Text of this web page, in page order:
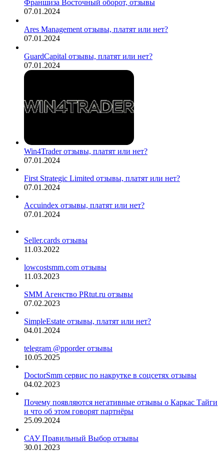
Франшиза Восточный оборот, отзывы
07.01.2024
Ares Management отзывы, платят или нет?
07.01.2024
GuardCapital отзывы, платят или нет?
07.01.2024
Win4Trader отзывы, платят или нет?
07.01.2024
First Strategic Limited отзывы, платят или нет?
07.01.2024
Accuindex отзывы, платят или нет?
07.01.2024
Seller.cards отзывы
11.03.2022
lowcostsmm.com отзывы
11.03.2023
SMM Агенство PRtut.ru отзывы
07.02.2023
SimpleEstate отзывы, платят или нет?
04.01.2024
telegram @pporder отзывы
10.05.2025
DoctorSmm сервис по накрутке в соцсетях отзывы
04.02.2023
Почему появляются негативные отзывы о Каркас Тайги
и что об этом говорят партнёры
25.09.2024
САУ Правильный Выбор отзывы
30.01.2023